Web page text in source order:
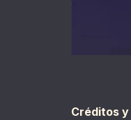
Créditos y